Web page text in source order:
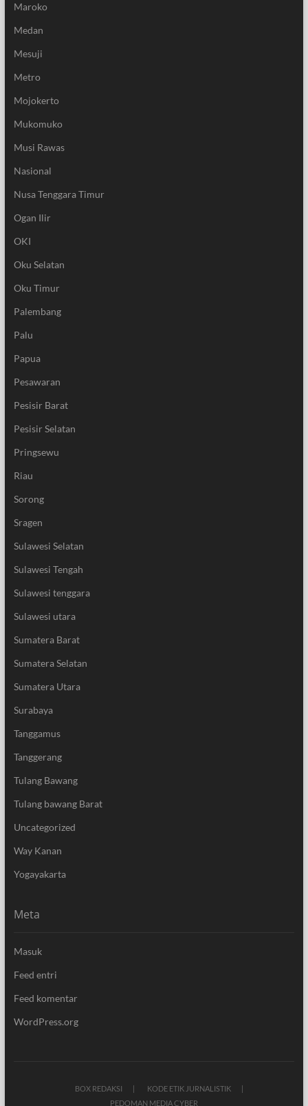
Maroko
Medan
Mesuji
Metro
Mojokerto
Mukomuko
Musi Rawas
Nasional
Nusa Tenggara Timur
Ogan Ilir
OKI
Oku Selatan
Oku Timur
Palembang
Palu
Papua
Pesawaran
Pesisir Barat
Pesisir Selatan
Pringsewu
Riau
Sorong
Sragen
Sulawesi Selatan
Sulawesi Tengah
Sulawesi tenggara
Sulawesi utara
Sumatera Barat
Sumatera Selatan
Sumatera Utara
Surabaya
Tanggamus
Tanggerang
Tulang Bawang
Tulang bawang Barat
Uncategorized
Way Kanan
Yogayakarta
Meta
Masuk
Feed entri
Feed komentar
WordPress.org
BOX REDAKSI
KODE ETIK JURNALISTIK
PEDOMAN MEDIA CYBER